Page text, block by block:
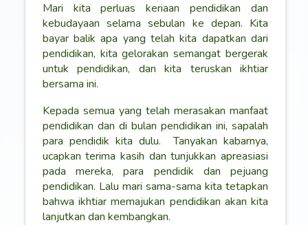
Mari kita perluas keriaan pendidikan dan
kebudayaan selama sebulan ke depan. Kita
bayar balik apa yang telah kita dapatkan dari
pendidikan, kita gelorakan semangat bergerak
untuk pendidikan, dan kita teruskan ikhtiar
bersama ini.
Kepada semua yang telah merasakan manfaat
pendidikan dan di bulan pendidikan ini, sapalah
para pendidik kita dulu.
Tanyakan kabarnya,
ucapkan terima kasih dan tunjukkan apreasiasi
pada mereka, para pendidik dan pejuang
pendidikan. Lalu mari sama-sama kita tetapkan
bahwa ikhtiar memajukan pendidikan akan kita
lanjutkan dan kembangkan.